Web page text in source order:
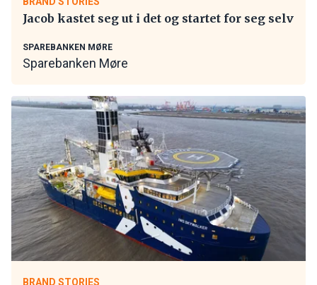
Jacob kastet seg ut i det og startet for seg selv
SPAREBANKEN MØRE
Sparebanken Møre
BRAND STORIES